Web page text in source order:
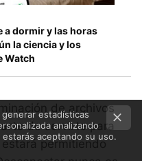
a dormir y las horas
la ciencia y los
Watch
de archivos
de servirte para
permitiendo
estadísticas
analizando
aceptando su uso.